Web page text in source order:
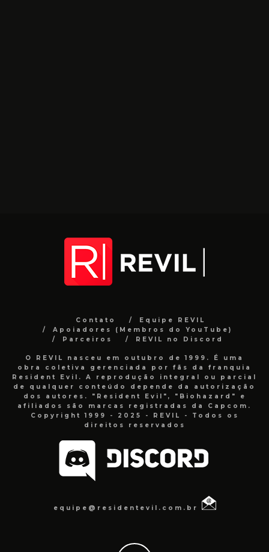
Contato
Equipe REVIL
Apoiadores (Membros do YouTube)
Parceiros
REVIL no Discord
O REVIL nasceu em outubro de 1999. É uma
obra coletiva gerenciada por fãs da franquia
Resident Evil. A reprodução integral ou parcial
de qualquer conteúdo depende da autorização
dos autores. "Resident Evil", "Biohazard" e
afiliados são marcas registradas da Capcom.
Copyright 1999 - 2025 - REVIL - Todos os
direitos reservados
equipe@residentevil.com.br